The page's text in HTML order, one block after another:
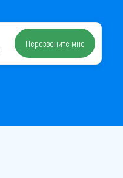
Перезвоните мне